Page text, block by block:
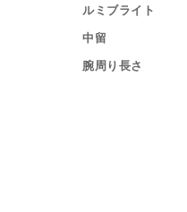
ルミブライト
中留
腕周り長さ